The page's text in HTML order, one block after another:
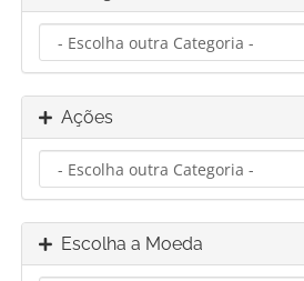
Ações
Escolha a Moeda